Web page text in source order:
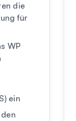
die
für
WP
ein